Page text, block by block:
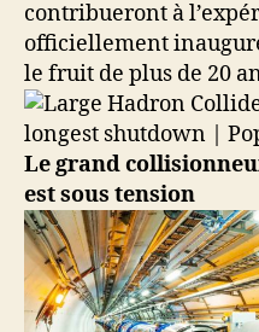
contribueront à
officiellement
le fruit de plus de 20
Le grand
est sous tension